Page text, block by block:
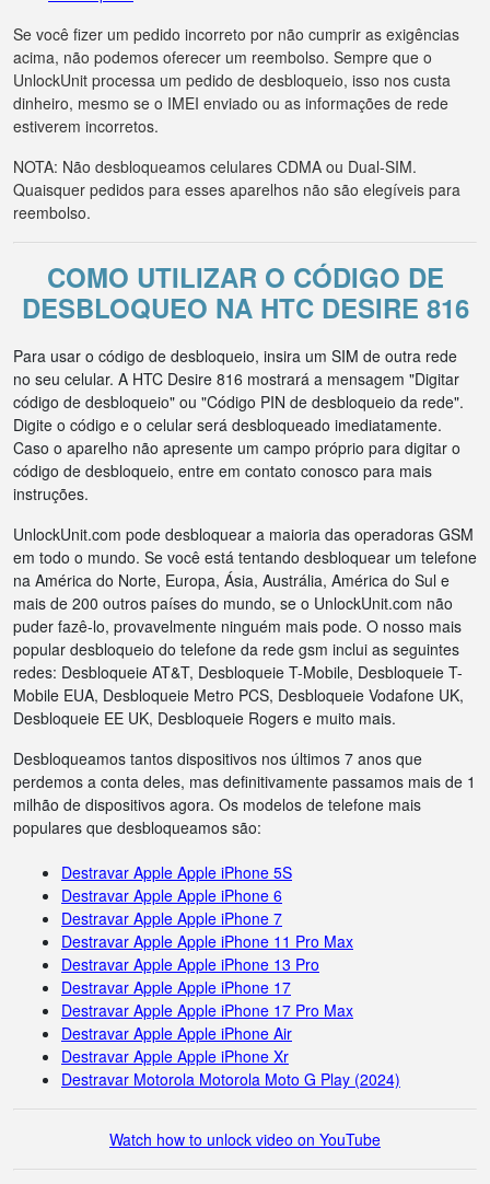
Se você fizer um pedido incorreto por não cumprir as exigências
acima, não podemos oferecer um reembolso. Sempre que o
UnlockUnit processa um pedido de desbloqueio, isso nos custa
dinheiro, mesmo se o IMEI enviado ou as informações de rede
estiverem incorretos.
NOTA: Não desbloqueamos celulares CDMA ou Dual-SIM.
Quaisquer pedidos para esses aparelhos não são elegíveis para
reembolso.
COMO UTILIZAR O CÓDIGO DE
DESBLOQUEO NA HTC DESIRE 816
Para usar o código de desbloqueio, insira um SIM de outra rede
no seu celular. A HTC Desire 816 mostrará a mensagem "Digitar
código de desbloqueio" ou "Código PIN de desbloqueio da rede".
Digite o código e o celular será desbloqueado imediatamente.
Caso o aparelho não apresente um campo próprio para digitar o
código de desbloqueio, entre em contato conosco para mais
instruções.
UnlockUnit.com pode desbloquear a maioria das operadoras GSM
em todo o mundo. Se você está tentando desbloquear um telefone
na América do Norte, Europa, Ásia, Austrália, América do Sul e
mais de 200 outros países do mundo, se o UnlockUnit.com não
puder fazê-lo, provavelmente ninguém mais pode. O nosso mais
popular desbloqueio do telefone da rede gsm inclui as seguintes
redes: Desbloqueie AT&T, Desbloqueie T-Mobile, Desbloqueie T-
Mobile EUA, Desbloqueie Metro PCS, Desbloqueie Vodafone UK,
Desbloqueie EE UK, Desbloqueie Rogers e muito mais.
Desbloqueamos tantos dispositivos nos últimos 7 anos que
perdemos a conta deles, mas definitivamente passamos mais de 1
milhão de dispositivos agora. Os modelos de telefone mais
populares que desbloqueamos são:
Destravar Apple Apple iPhone 5S
Destravar Apple Apple iPhone 6
Destravar Apple Apple iPhone 7
Destravar Apple Apple iPhone 11 Pro Max
Destravar Apple Apple iPhone 13 Pro
Destravar Apple Apple iPhone 17
Destravar Apple Apple iPhone 17 Pro Max
Destravar Apple Apple iPhone Air
Destravar Apple Apple iPhone Xr
Destravar Motorola Motorola Moto G Play (2024)
Watch how to unlock video on YouTube